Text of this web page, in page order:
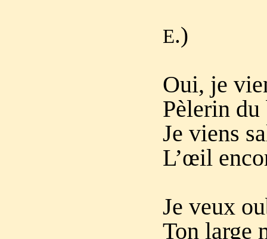
E.)
Oui, je
Pèlerin du
Je viens
L’œil
Je veux
Ton large